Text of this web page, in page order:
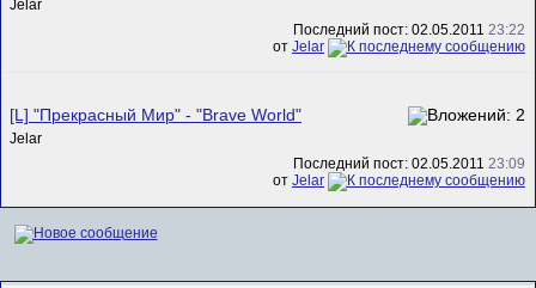
Jelar
Последний пост: 02.05.2011 23:22
от Jelar
[L] "Прекрасный Мир" - "Brave World"
Jelar
Последний пост: 02.05.2011 23:09
от Jelar